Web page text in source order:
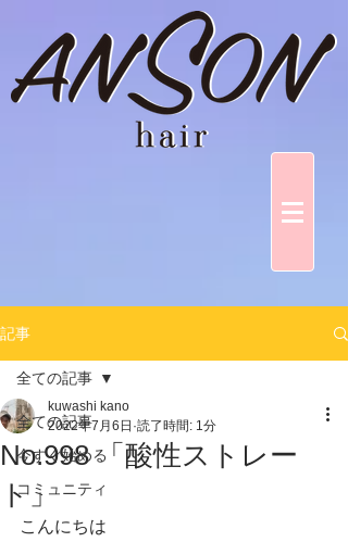
記事
全ての記事
今すぐ始める
コミュニティ
全ての記事
No.998 「酸性ストレー
ト」
kuwashi kano
2022年7月6日 読了時間: 1分
こんにちは